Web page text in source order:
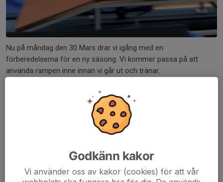
Nu på måndag den 30 Mars drar vi igång med en
förberedelserna för en ny säsong. Vi kommer passa på att
använda rampen inne innan vi går ut och tränar.
Vi kommer lägga mycket tid primärt på ansatts och löpning
initialt. Samt använda rampen för att få mer tid i luften och ha
möjlighet att öva på swing, böja stav m.m.
kommer, den hittar ni här. Jag kommer finnas på plats på flera
av dessa då även gänget från Sollentuna/Tureberg kommer åka
på dessa.
Godkänn kakor
Vi använder oss av kakor (cookies) för att vår